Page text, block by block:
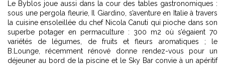
Le Byblos joue aussi dans la cour des tables gastronomiques :
sous une pergola fleurie, Il Giardino, s’aventure en Italie à travers
la cuisine ensoleillée du chef Nicola Canuti qui pioche dans son
superbe potager en permaculture : 300 m2 où s’égaient 70
variétés de légumes, de fruits et fleurs aromatiques ; le
B.Lounge, récemment rénové donne rendez-vous pour un
déjeuner au bord de la piscine et le Sky Bar convie à un apéritif